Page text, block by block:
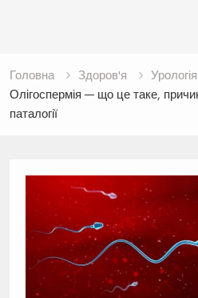
Головна Здоров'я
Урологія
Олігоспермія — що це таке,
паталогії